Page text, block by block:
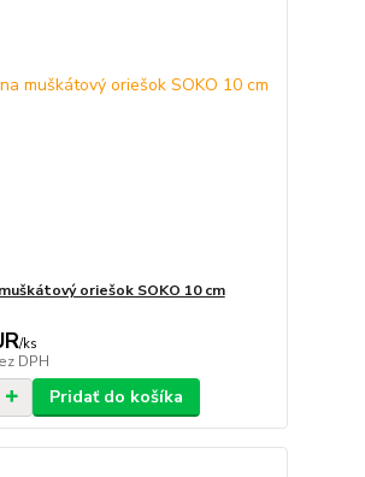
oriešok SOKO 10 cm
/ks
DPH
Pridať do košíka